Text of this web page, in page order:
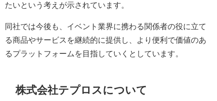
たいという考えが示されています。
同社では今後も、イベント業界に携わる関係者の役に立て
る商品やサービスを継続的に提供し、より便利で価値のあ
るプラットフォームを目指していくとしています。
株式会社テプロスについて